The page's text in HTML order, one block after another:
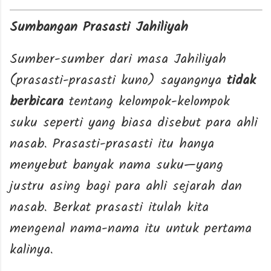
Sumbangan Prasasti Jahiliyah
Sumber-sumber dari masa Jahiliyah
(prasasti-prasasti kuno) sayangnya tidak
berbicara tentang kelompok-kelompok
suku seperti yang biasa disebut para ahli
nasab. Prasasti-prasasti itu hanya
menyebut banyak nama suku—yang
justru asing bagi para ahli sejarah dan
nasab. Berkat prasasti itulah kita
mengenal nama-nama itu untuk pertama
kalinya.